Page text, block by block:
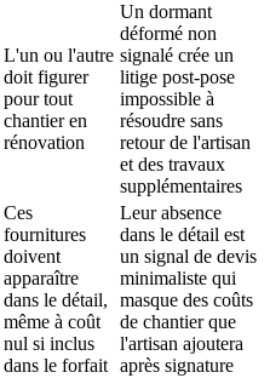
L'un ou l'autre
doit figurer
pour tout
chantier en
rénovation
Un dormant
déformé non
signalé crée un
litige post-pose
impossible à
résoudre sans
retour de l'artisan
et des travaux
supplémentaires
Ces
fournitures
doivent
apparaître
dans le détail,
même à coût
nul si inclus
dans le forfait
Leur absence
dans le détail est
un signal de devis
minimaliste qui
masque des coûts
de chantier que
l'artisan ajoutera
après signature